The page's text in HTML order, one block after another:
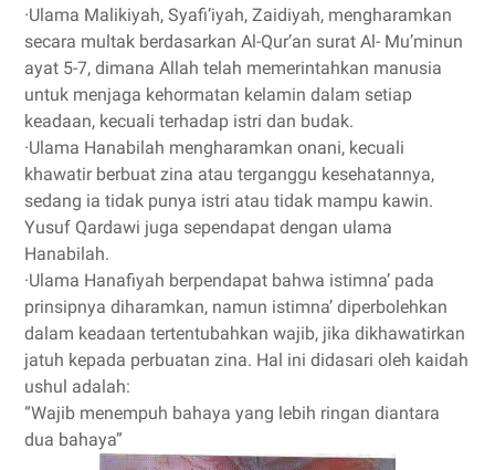
·Ulama Malikiyah, Syafi’iyah, Zaidiyah, mengharamkan
secara multak berdasarkan Al-Qur’an surat Al- Mu’minun
ayat 5-7, dimana Allah telah memerintahkan manusia
untuk menjaga kehormatan kelamin dalam setiap
keadaan, kecuali terhadap istri dan budak.
·Ulama Hanabilah mengharamkan onani, kecuali
khawatir berbuat zina atau terganggu kesehatannya,
sedang ia tidak punya istri atau tidak mampu kawin.
Yusuf Qardawi juga sependapat dengan ulama
Hanabilah.
·Ulama Hanafiyah berpendapat bahwa istimna’ pada
prinsipnya diharamkan, namun istimna’ diperbolehkan
dalam keadaan tertentubahkan wajib, jika dikhawatirkan
jatuh kepada perbuatan zina. Hal ini didasari oleh kaidah
ushul adalah:
“Wajib menempuh bahaya yang lebih ringan diantara
dua bahaya”